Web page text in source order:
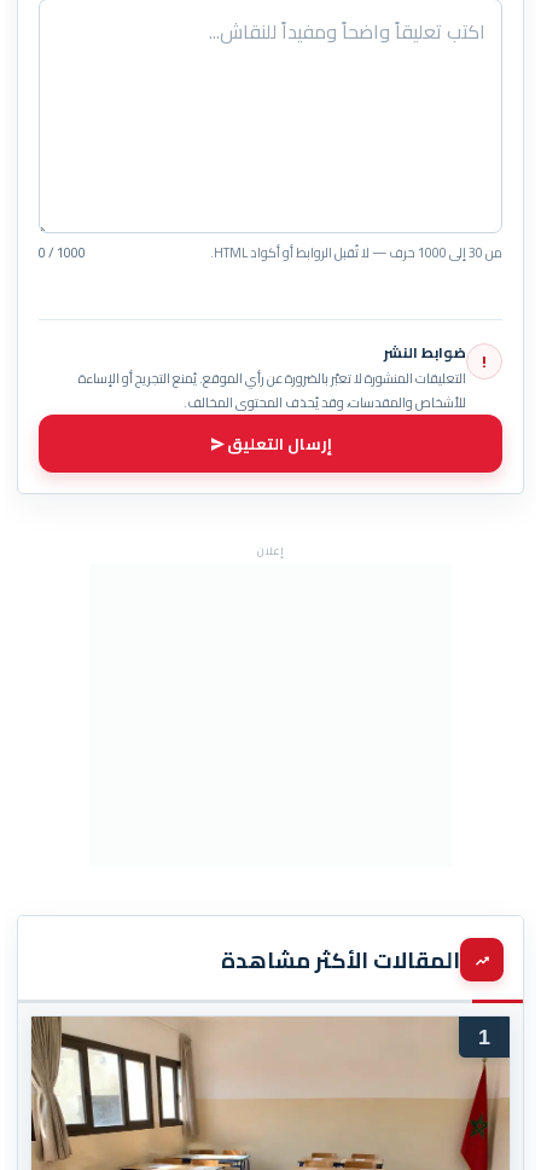
من 30 إلى 1000 حرف — لا تُقبل الروابط أو أكواد HTML. 0 / 1000
! ضوابط النشر
التعليقات المنشورة لا تعبّر بالضرورة عن رأي الموقع. يُمنع التجريح أو الإساءة
للأشخاص والمقدسات، وقد يُحذف المحتوى المخالف.
إرسال التعليق
إعلان
المقالات الأكثر مشاهدة
1